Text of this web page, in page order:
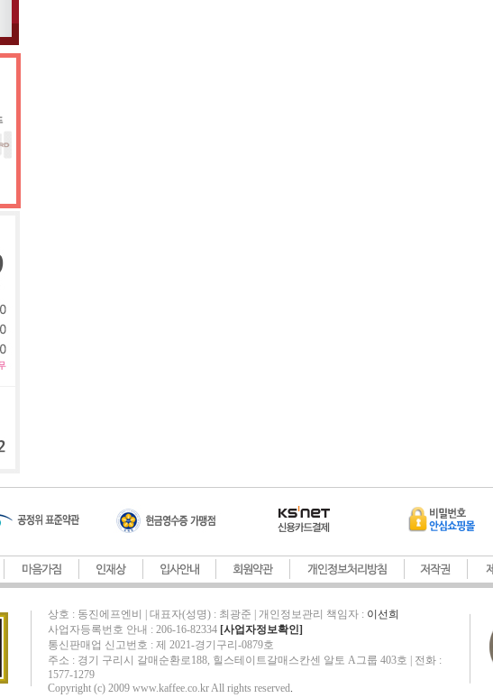
상호 : 동진에프엔비 | 대표자(성명) : 최광준 | 개인정보관리 책임자 : 이선희
사업자등록번호 안내 : 206-16-82334 [사업자정보확인]
통신판매업 신고번호 : 제 2021-경기구리-0879호
주소 : 경기 구리시 갈매순환로188, 힐스테이트갈매스칸센 알토 A그룹 403호 | 전화 :
1577-1279
Copyright (c) 2009 www.kaffee.co.kr All rights reserved.